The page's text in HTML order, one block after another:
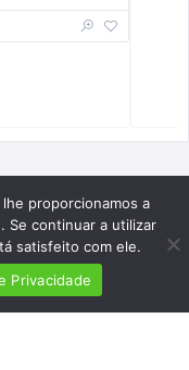
proporcionamos a
Se continuar a utilizar
satisfeito com ele.
Privacidade